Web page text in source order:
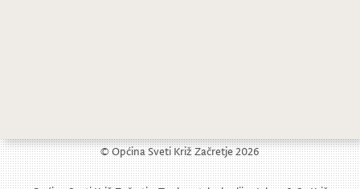
© Općina Sveti Križ Začretje 2026